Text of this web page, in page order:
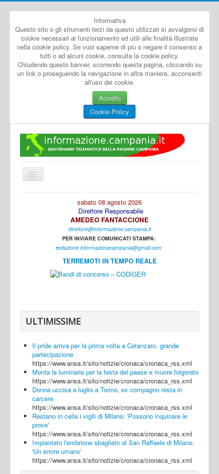
Informativa
Questo sito o gli strumenti terzi da questo utilizzati si avvalgono di
cookie necessari al funzionamento ed utili alle finalità illustrate
nella cookie policy. Se vuoi saperne di più o negare il consenso a
tutti o ad alcuni cookie, consulta la cookie policy.
Chiudendo questo banner, scorrendo questa pagina, cliccando su
un link o proseguendo la navigazione in altra maniera, acconsenti
all'uso dei cookie.
Accetto
Cookie Policy
Cambia
navigazione
Caserta
Napoli
Salerno
Login
sabato 08 agosto 2026
Direttore Responsabile
AMEDEO FANTACCIONE
direttore@informazione.campania.it
PER INVIARE COMUNICATI STAMPA:
redazione.informazionecampania@gmail.com
TERREMOTI IN TEMPO REALE
ULTIMISSIME
Il pride arriva per la prima volta a Catanzaro, grande
partecipazione
https://www.ansa.it/sito/notizie/cronaca/cronaca_rss.xml
Monta le luminarie per la festa del paese e muore folgorato
https://www.ansa.it/sito/notizie/cronaca/cronaca_rss.xml
Donna uccisa a luglio a Torino, ex compagno resta in
carcere
https://www.ansa.it/sito/notizie/cronaca/cronaca_rss.xml
Restano in cella i vigili di Milano: 'Possono inquinare le
prove'
https://www.ansa.it/sito/notizie/cronaca/cronaca_rss.xml
Impiantato l'embrione sbagliato al San Raffaele di Milano:
'Un errore umano'
https://www.ansa.it/sito/notizie/cronaca/cronaca_rss.xml